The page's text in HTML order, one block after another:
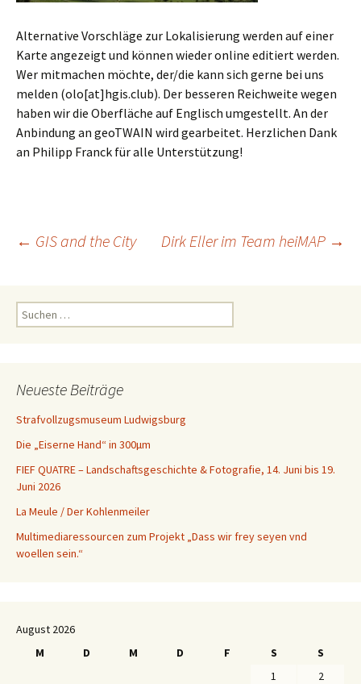
Alternative Vorschläge zur Lokalisierung werden auf einer
Karte angezeigt und können wieder online editiert werden.
Wer mitmachen möchte, der/die kann sich gerne bei uns
melden (olo[at]hgis.club). Der besseren Reichweite wegen
haben wir die Oberfläche auf Englisch umgestellt. An der
Anbindung an geoTWAIN wird gearbeitet. Herzlichen Dank
an Philipp Franck für alle Unterstützung!
Beitragsnavigation
← GIS and the City Dirk Eller im Team heiMAP →
Suchen
nach:
Neueste Beiträge
Strafvollzugsmuseum Ludwigsburg
Die „Eiserne Hand“ in 300µm
FIEF QUATRE – Landschaftsgeschichte & Fotografie, 14. Juni bis 19.
Juni 2026
La Meule / Der Kohlenmeiler
Multimediaressourcen zum Projekt „Dass wir frey seyen vnd
woellen sein.“
August 2026
M
D M D F S
S
1
2